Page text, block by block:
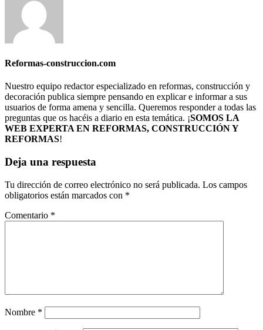
Reformas-construccion.com
Nuestro equipo redactor especializado en reformas, construcción y
decoración publica siempre pensando en explicar e informar a sus
usuarios de forma amena y sencilla. Queremos responder a todas las
preguntas que os hacéis a diario en esta temática. ¡SOMOS LA
WEB EXPERTA EN REFORMAS, CONSTRUCCIÓN Y
REFORMAS!
Deja una respuesta
Tu dirección de correo electrónico no será publicada. Los campos
obligatorios están marcados con *
Comentario *
Nombre *